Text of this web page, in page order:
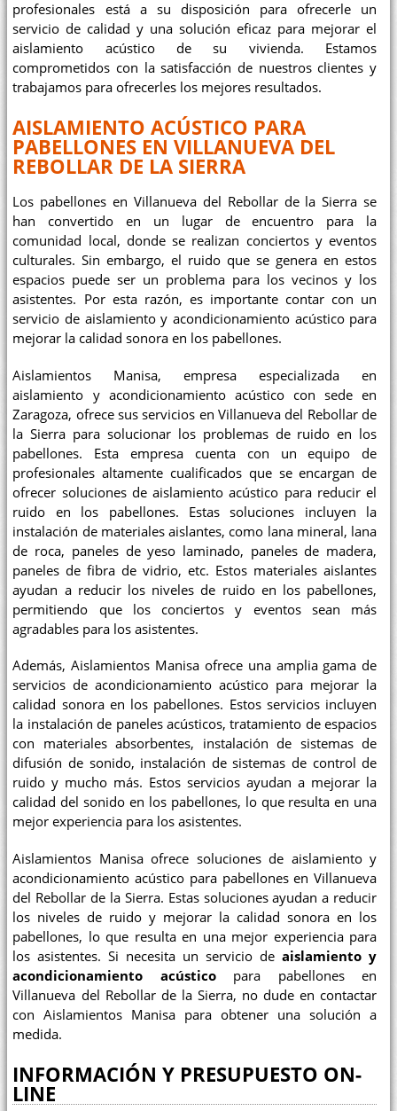
profesionales está a su disposición para ofrecerle un
servicio de calidad y una solución eficaz para mejorar el
aislamiento acústico de su vivienda. Estamos
comprometidos con la satisfacción de nuestros clientes y
trabajamos para ofrecerles los mejores resultados.
AISLAMIENTO ACÚSTICO PARA
PABELLONES EN VILLANUEVA DEL
REBOLLAR DE LA SIERRA
Los pabellones en Villanueva del Rebollar de la Sierra se
han convertido en un lugar de encuentro para la
comunidad local, donde se realizan conciertos y eventos
culturales. Sin embargo, el ruido que se genera en estos
espacios puede ser un problema para los vecinos y los
asistentes. Por esta razón, es importante contar con un
servicio de aislamiento y acondicionamiento acústico para
mejorar la calidad sonora en los pabellones.
Aislamientos Manisa, empresa especializada en
aislamiento y acondicionamiento acústico con sede en
Zaragoza, ofrece sus servicios en Villanueva del Rebollar de
la Sierra para solucionar los problemas de ruido en los
pabellones. Esta empresa cuenta con un equipo de
profesionales altamente cualificados que se encargan de
ofrecer soluciones de aislamiento acústico para reducir el
ruido en los pabellones. Estas soluciones incluyen la
instalación de materiales aislantes, como lana mineral, lana
de roca, paneles de yeso laminado, paneles de madera,
paneles de fibra de vidrio, etc. Estos materiales aislantes
ayudan a reducir los niveles de ruido en los pabellones,
permitiendo que los conciertos y eventos sean más
agradables para los asistentes.
Además, Aislamientos Manisa ofrece una amplia gama de
servicios de acondicionamiento acústico para mejorar la
calidad sonora en los pabellones. Estos servicios incluyen
la instalación de paneles acústicos, tratamiento de espacios
con materiales absorbentes, instalación de sistemas de
difusión de sonido, instalación de sistemas de control de
ruido y mucho más. Estos servicios ayudan a mejorar la
calidad del sonido en los pabellones, lo que resulta en una
mejor experiencia para los asistentes.
Aislamientos Manisa ofrece soluciones de aislamiento y
acondicionamiento acústico para pabellones en Villanueva
del Rebollar de la Sierra. Estas soluciones ayudan a reducir
los niveles de ruido y mejorar la calidad sonora en los
pabellones, lo que resulta en una mejor experiencia para
los asistentes. Si necesita un servicio deaislamiento y
acondicionamiento acústicopara pabellones en
Villanueva del Rebollar de la Sierra, no dude en contactar
con Aislamientos Manisa para obtener una solución a
medida.
INFORMACIÓN Y PRESUPUESTO ON-
LINE